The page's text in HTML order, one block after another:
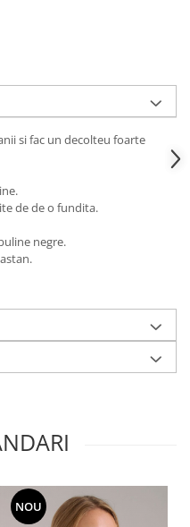
si fac un decolteu foarte
de de o fundita.
negre.
NOU